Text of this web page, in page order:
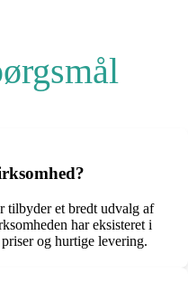
tilbyder et bredt udvalg af
har eksisteret i
og hurtige levering.